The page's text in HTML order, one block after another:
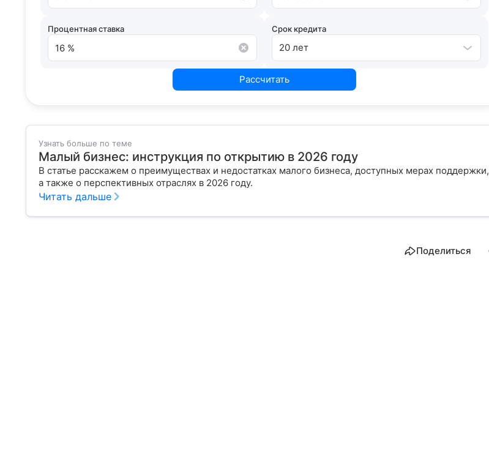
Процентная ставка Срок кредита
20 лет
Рассчитать
Узнать больше по теме
Малый бизнес: инструкция по открытию в 2026 году
В статье расскажем о преимуществах и недостатках малого бизнеса, доступных мерах поддержки,
а также о перспективных отраслях в 2026 году.
Читать дальше
Поделиться